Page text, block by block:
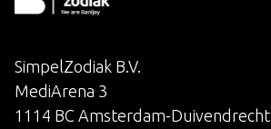
SimpelZodiak B.V.
MediArena 3
1114 BC Amsterdam-Duivendrecht